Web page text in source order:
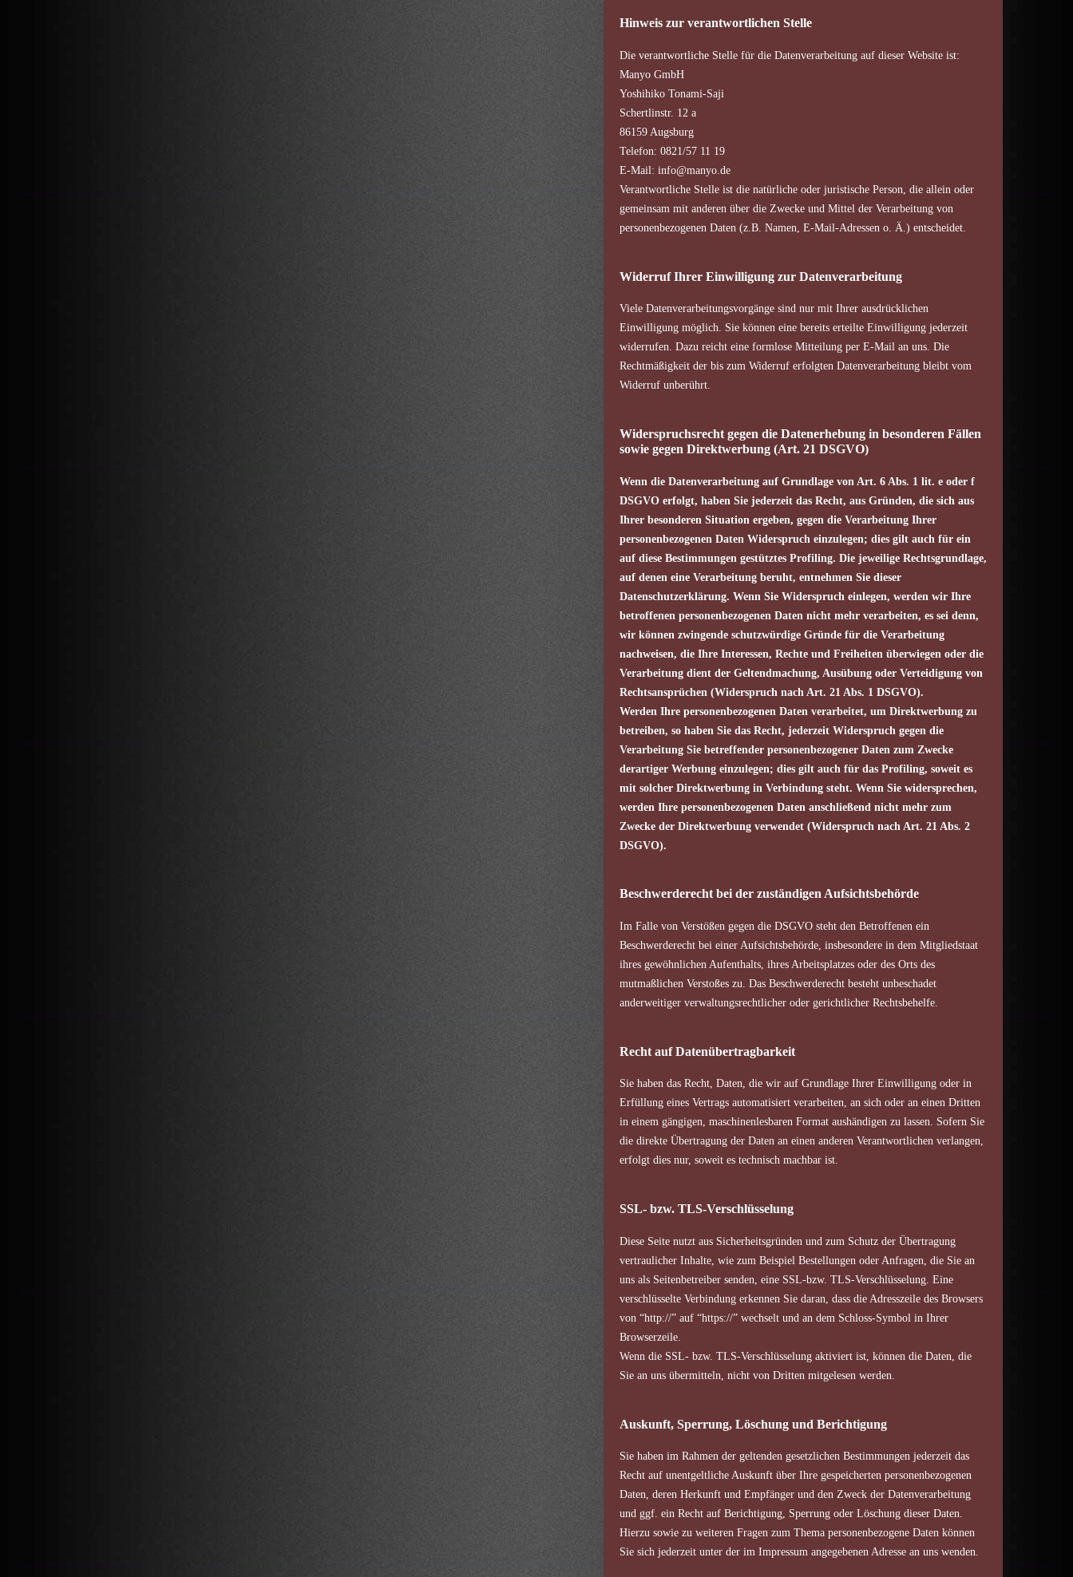
Hinweis zur verantwortlichen Stelle
Die verantwortliche Stelle für die Datenverarbeitung auf dieser Website ist:
Manyo GmbH
Yoshihiko Tonami-Saji
Schertlinstr. 12 a
86159 Augsburg
Telefon: 0821/57 11 19
E-Mail: info@manyo.de
Verantwortliche Stelle ist die natürliche oder juristische Person, die allein oder
gemeinsam mit anderen über die Zwecke und Mittel der Verarbeitung von
personenbezogenen Daten (z.B. Namen, E-Mail-Adressen o. Ä.) entscheidet.
Widerruf Ihrer Einwilligung zur Datenverarbeitung
Viele Datenverarbeitungsvorgänge sind nur mit Ihrer ausdrücklichen
Einwilligung möglich. Sie können eine bereits erteilte Einwilligung jederzeit
widerrufen. Dazu reicht eine formlose Mitteilung per E-Mail an uns. Die
Rechtmäßigkeit der bis zum Widerruf erfolgten Datenverarbeitung bleibt vom
Widerruf unberührt.
Widerspruchsrecht gegen die Datenerhebung in besonderen Fällen
sowie gegen Direktwerbung (Art. 21 DSGVO)
Wenn die Datenverarbeitung auf Grundlage von Art. 6 Abs. 1 lit. e oder f
DSGVO erfolgt, haben Sie jederzeit das Recht, aus Gründen, die sich aus
Ihrer besonderen Situation ergeben, gegen die Verarbeitung Ihrer
personenbezogenen Daten Widerspruch einzulegen; dies gilt auch für ein
auf diese Bestimmungen gestütztes Profiling. Die jeweilige Rechtsgrundlage,
auf denen eine Verarbeitung beruht, entnehmen Sie dieser
Datenschutzerklärung. Wenn Sie Widerspruch einlegen, werden wir Ihre
betroffenen personenbezogenen Daten nicht mehr verarbeiten, es sei denn,
wir können zwingende schutzwürdige Gründe für die Verarbeitung
nachweisen, die Ihre Interessen, Rechte und Freiheiten überwiegen oder die
Verarbeitung dient der Geltendmachung, Ausübung oder Verteidigung von
Rechtsansprüchen (Widerspruch nach Art. 21 Abs. 1 DSGVO).
Werden Ihre personenbezogenen Daten verarbeitet, um Direktwerbung zu
betreiben, so haben Sie das Recht, jederzeit Widerspruch gegen die
Verarbeitung Sie betreffender personenbezogener Daten zum Zwecke
derartiger Werbung einzulegen; dies gilt auch für das Profiling, soweit es
mit solcher Direktwerbung in Verbindung steht. Wenn Sie widersprechen,
werden Ihre personenbezogenen Daten anschließend nicht mehr zum
Zwecke der Direktwerbung verwendet (Widerspruch nach Art. 21 Abs. 2
DSGVO).
Beschwerderecht bei der zuständigen Aufsichtsbehörde
Im Falle von Verstößen gegen die DSGVO steht den Betroffenen ein
Beschwerderecht bei einer Aufsichtsbehörde, insbesondere in dem Mitgliedstaat
ihres gewöhnlichen Aufenthalts, ihres Arbeitsplatzes oder des Orts des
mutmaßlichen Verstoßes zu. Das Beschwerderecht besteht unbeschadet
anderweitiger verwaltungsrechtlicher oder gerichtlicher Rechtsbehelfe.
Recht auf Datenübertragbarkeit
Sie haben das Recht, Daten, die wir auf Grundlage Ihrer Einwilligung oder in
Erfüllung eines Vertrags automatisiert verarbeiten, an sich oder an einen Dritten
in einem gängigen, maschinenlesbaren Format aushändigen zu lassen. Sofern Sie
die direkte Übertragung der Daten an einen anderen Verantwortlichen verlangen,
erfolgt dies nur, soweit es technisch machbar ist.
SSL- bzw. TLS-Verschlüsselung
Diese Seite nutzt aus Sicherheitsgründen und zum Schutz der Übertragung
vertraulicher Inhalte, wie zum Beispiel Bestellungen oder Anfragen, die Sie an
uns als Seitenbetreiber senden, eine SSL-bzw. TLS-Verschlüsselung. Eine
verschlüsselte Verbindung erkennen Sie daran, dass die Adresszeile des Browsers
von “http://” auf “https://” wechselt und an dem Schloss-Symbol in Ihrer
Browserzeile.
Wenn die SSL- bzw. TLS-Verschlüsselung aktiviert ist, können die Daten, die
Sie an uns übermitteln, nicht von Dritten mitgelesen werden.
Auskunft, Sperrung, Löschung und Berichtigung
Sie haben im Rahmen der geltenden gesetzlichen Bestimmungen jederzeit das
Recht auf unentgeltliche Auskunft über Ihre gespeicherten personenbezogenen
Daten, deren Herkunft und Empfänger und den Zweck der Datenverarbeitung
und ggf. ein Recht auf Berichtigung, Sperrung oder Löschung dieser Daten.
Hierzu sowie zu weiteren Fragen zum Thema personenbezogene Daten können
Sie sich jederzeit unter der im Impressum angegebenen Adresse an uns wenden.